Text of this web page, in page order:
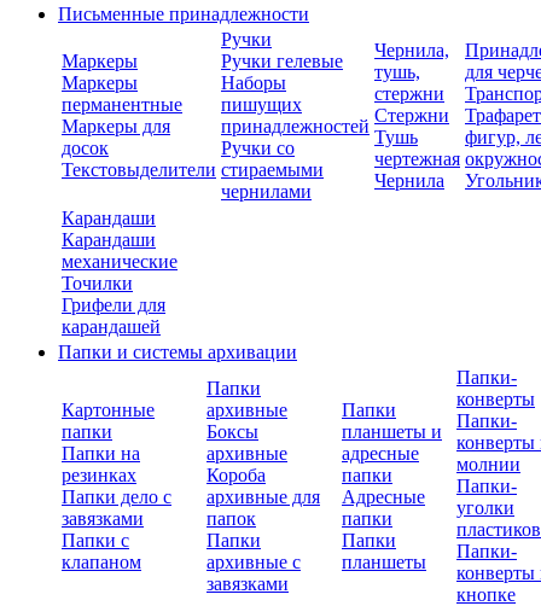
Письменные принадлежности
Маркеры
Маркеры
перманентные
Маркеры для
досок
Текстовыделители
Ручки
Ручки гелевые
Наборы
пишущих
принадлежностей
Ручки со
стираемыми
чернилами
Чернила,
тушь,
стержни
Стержни
Тушь
чертежная
Чернила
для
фигур,
Карандаши
Карандаши
механические
Точилки
Грифели для
карандашей
Папки и системы архивации
Картонные
папки
Папки на
резинках
Папки дело с
завязками
Папки с
клапаном
Папки
архивные
Боксы
архивные
Короба
архивные для
папок
Папки
архивные с
завязками
Папки
планшеты и
адресные
папки
Адресные
папки
Папки
планшеты
Папки-
конверты
Папки-
конверты
молнии
Папки-
уголки
Папки-
конверты
кнопке